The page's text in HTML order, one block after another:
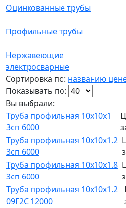
Оцинкованные трубы
Профильные трубы
Нержавеющие
электросварные
Сортировка по: названию
Показывать по:
Вы выбрали:
Труба профильная 10x10x1
3сп 6000
Труба профильная 10х10х1.2
3сп 6000
Труба профильная 10х10х1.8
3сп 6000
Труба профильная 10х10х1.2
09Г2С 12000